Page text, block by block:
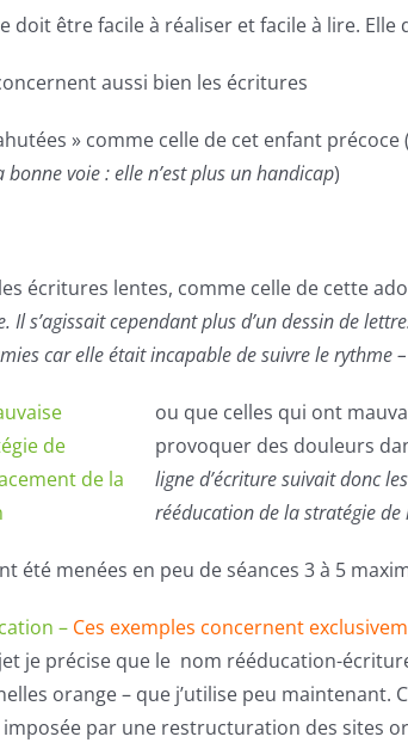
doit être facile à réaliser et facile à lire.
aussi bien les écritures
» comme celle de cet enfant précoce (
bonne voie : elle n’est plus un handicap)
écritures lentes, comme celle de cette
Il s’agissait cependant plus d’un dessin de
car elle était incapable de suivre le rythme
ou que celles qui ont
provoquer des douleurs
ligne d’écriture suivait donc
rééducation de la stratégie de
été menées en peu de séances 3 à 5
– Ces exemples concernent
je précise que le nom rééducation-
orange – que j’utilise peu
par une restructuration des sites